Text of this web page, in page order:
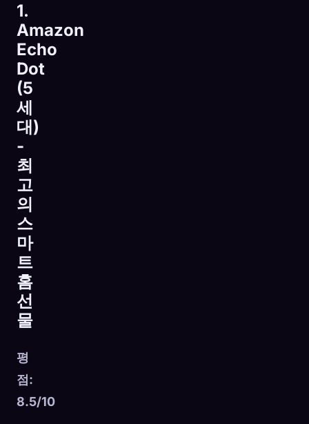
1.
Amazon
Echo
Dot
(5
세
대)
-
최
고
의
스
마
트
홈
선
물
평
점:
8.5/10